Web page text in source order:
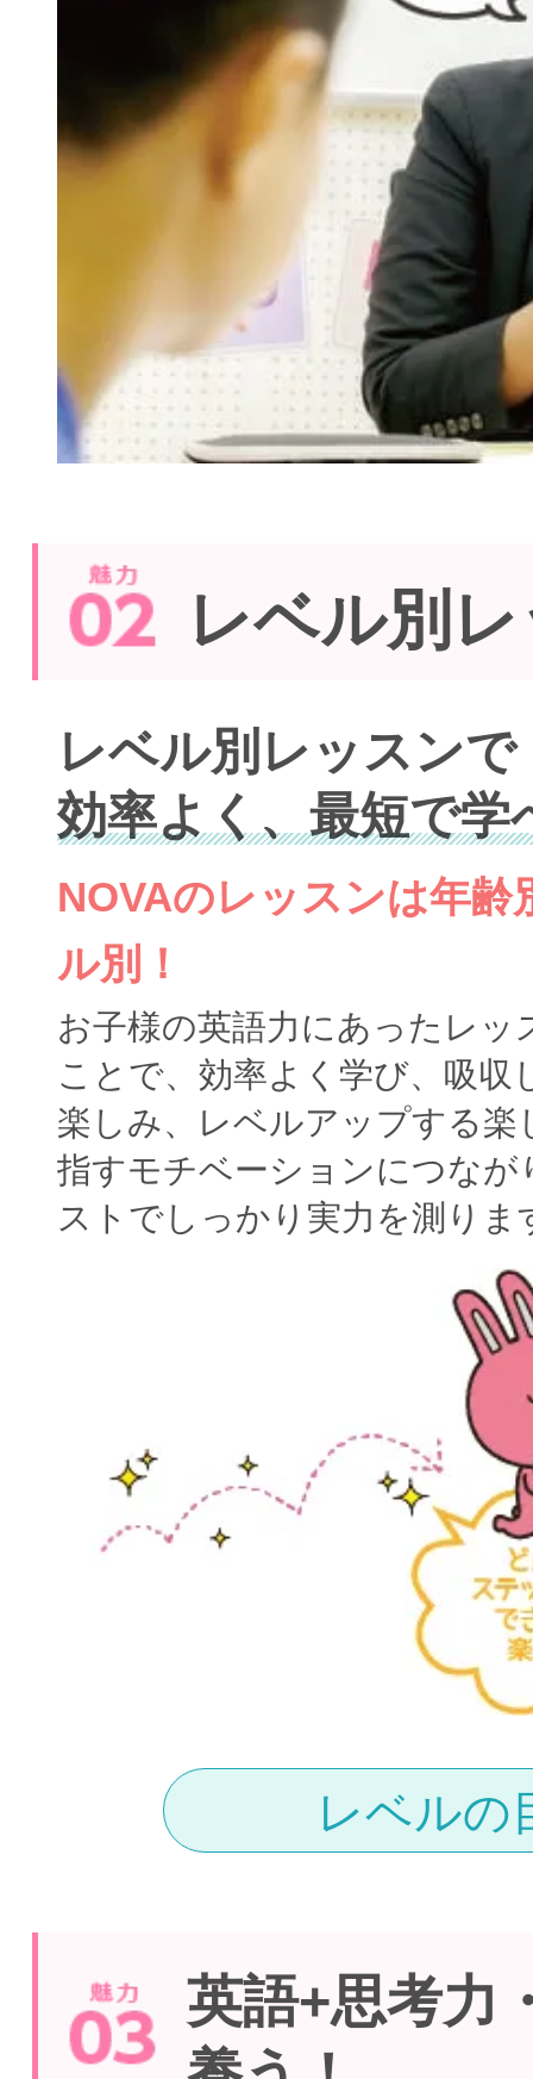
レベル別
レベル別レッスンで
効率よく、最短で学
NOVAのレッスンは年齢
ル別！
お子様の英語力にあったレッ
ことで、効率よく学び、吸収
楽しみ、レベルアップする楽
指すモチベーションにつなが
ストでしっかり実力を測りま
レベルの
英語+思考力